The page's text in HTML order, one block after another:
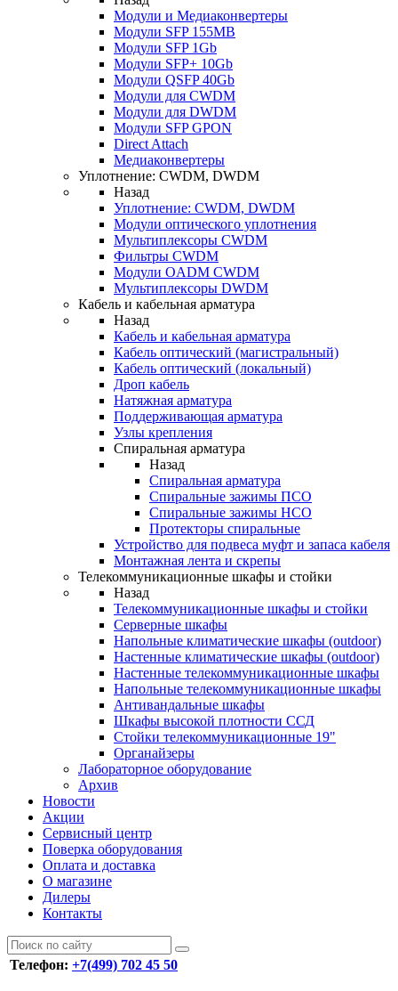
Модули и Медиаконвертеры
Модули SFP 155MB
Модули SFP 1Gb
Модули SFP+ 10Gb
Модули QSFP 40Gb
Модули для CWDM
Модули для DWDM
Модули SFP GPON
Direct Attach
Медиаконвертеры
Уплотнение: CWDM, DWDM
Назад
Уплотнение: CWDM, DWDM
Модули оптического уплотнения
Мультиплексоры CWDM
Фильтры CWDM
Модули OADM CWDM
Мультиплексоры DWDM
Кабель и кабельная арматура
Назад
Кабель и кабельная арматура
Кабель оптический (магистральный)
Кабель оптический (локальный)
Дроп кабель
Натяжная арматура
Поддерживающая арматура
Узлы крепления
Спиральная арматура
Назад
Спиральная арматура
Спиральные зажимы ПСО
Спиральные зажимы НСО
Протекторы спиральные
Устройство для подвеса муфт и запаса кабеля
Монтажная лента и скрепы
Телекоммуникационные шкафы и стойки
Назад
Телекоммуникационные шкафы и стойки
Серверные шкафы
Напольные климатические шкафы (outdoor)
Настенные климатические шкафы (outdoor)
Настенные телекоммуникационные шкафы
Напольные телекоммуникационные шкафы
Антивандальные шкафы
Шкафы высокой плотности ССД
Стойки телекоммуникационные 19"
Органайзеры
Лабораторное оборудование
Архив
Новости
Акции
Сервисный центр
Поверка оборудования
Оплата и доставка
О магазине
Дилеры
Контакты
Телефон: +7(499) 702 45 50